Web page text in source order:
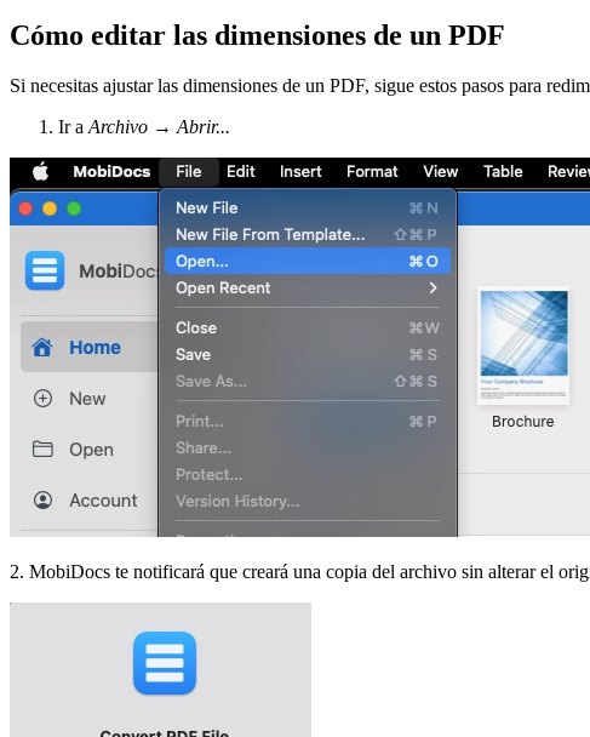
Cómo editar las dimensiones de un PDF
Si necesitas ajustar las dimensiones de un PDF, sigue estos pasos para
Ir aArchivo →Abrir...
2. MobiDocs te notificará que creará una copia del archivo sin alterar el